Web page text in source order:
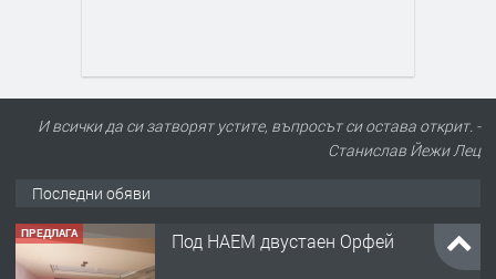
И всички да си затворят устите, въпросът си остава открит. -
Станислав Йежи Лец
Последни обяви
ПРЕДЛАГА
Нов апартамент на ул. Липа до